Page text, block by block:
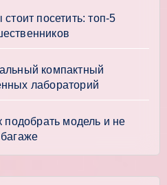
посетить: топ-5
компактный
лабораторий
подобрать модель и не